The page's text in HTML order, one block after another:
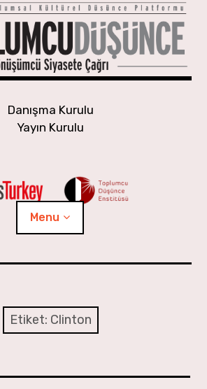
Danışma Kurulu
Yayın Kurulu
Menu
Etiket: Clinton